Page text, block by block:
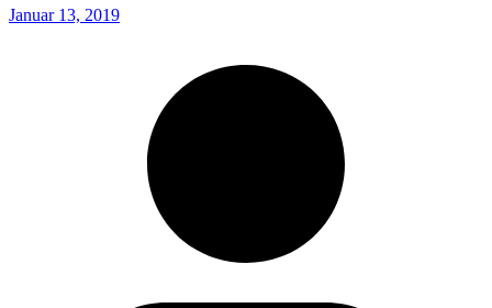
Januar 13, 2019